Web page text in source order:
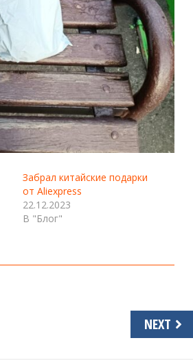
Забрал китайские подарки
от Aliexpress
22.12.2023
В "Блог"
NEXT